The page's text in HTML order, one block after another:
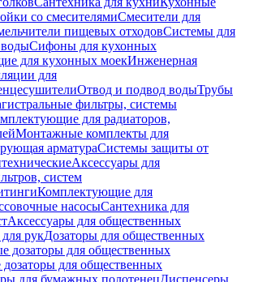
со смесителямиСмесители для
пищевых отходовСистемы для
водыСифоны для кухонных
для кухонных моекИнженерная
для
Отвод и подвод водыТрубы
фильтры, системы
для радиаторов,
Монтажные комплекты для
арматураСистемы защиты от
Аксессуары для
систем
Комплектующие для
насосыСантехника для
Аксессуары для общественных
рукДозаторы для общественных
дозаторы для общественных
для общественных
для бумажных полотенецДиспенсеры